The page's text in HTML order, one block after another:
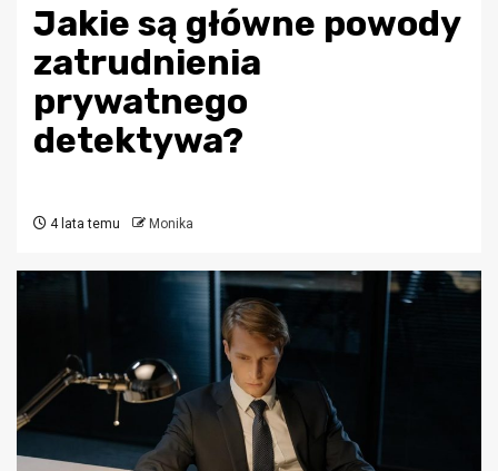
Jakie są główne powody
zatrudnienia
prywatnego
detektywa?
4 lata temu Monika